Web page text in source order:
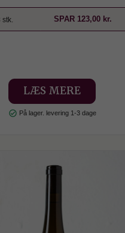
stk. SPAR 123,00 kr.
LÆS MERE
check_circle På lager. levering 1-3 dage